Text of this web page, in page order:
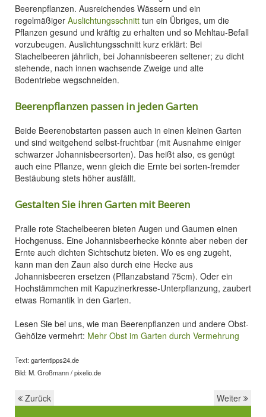
Beerenpflanzen. Ausreichendes Wässern und ein
regelmäßiger Auslichtungsschnitt tun ein Übriges, um die
Pflanzen gesund und kräftig zu erhalten und so Mehltau-Befall
vorzubeugen. Auslichtungsschnitt kurz erklärt: Bei
Stachelbeeren jährlich, bei Johannisbeeren seltener; zu dicht
stehende, nach innen wachsende Zweige und alte
Bodentriebe wegschneiden.
Beerenpflanzen passen in jeden Garten
Beide Beerenobstarten passen auch in einen kleinen Garten
und sind weitgehend selbst-fruchtbar (mit Ausnahme einiger
schwarzer Johannisbeersorten). Das heißt also, es genügt
auch eine Pflanze, wenn gleich die Ernte bei sorten-fremder
Bestäubung stets höher ausfällt.
Gestalten Sie ihren Garten mit Beeren
Pralle rote Stachelbeeren bieten Augen und Gaumen einen
Hochgenuss. Eine Johannisbeerhecke könnte aber neben der
Ernte auch dichten Sichtschutz bieten. Wo es eng zugeht,
kann man den Zaun also durch eine Hecke aus
Johannisbeeren ersetzen (Pflanzabstand 75cm). Oder ein
Hochstämmchen mit Kapuzinerkresse-Unterpflanzung, zaubert
etwas Romantik in den Garten.
Lesen Sie bei uns, wie man Beerenpflanzen und andere Obst-
Gehölze vermehrt: Mehr Obst im Garten durch Vermehrung
Text: gartentipps24.de
Bild: M. Großmann / pixelio.de
Zurück Weiter